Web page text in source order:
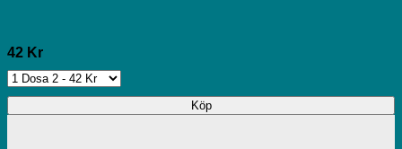
42 Kr
Köp